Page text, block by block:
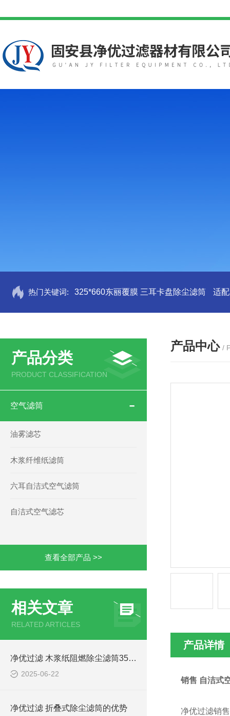
热门关键词: 325*660东丽覆膜 三耳卡盘除尘滤筒 适
产品分类
PRODUCT CLASSIFICATION
空气滤筒
油雾滤芯
木浆纤维纸滤筒
六耳自洁式空气滤筒
自洁式空气滤芯
查看全部产品 >>
相关文章
RELATED ARTICLES
净优过滤 木浆纸阻燃除尘滤筒3566效率
2025-06-22
净优过滤 折叠式除尘滤筒的优势
产品中心 /
产品详情
销售 自洁式
净优过滤销